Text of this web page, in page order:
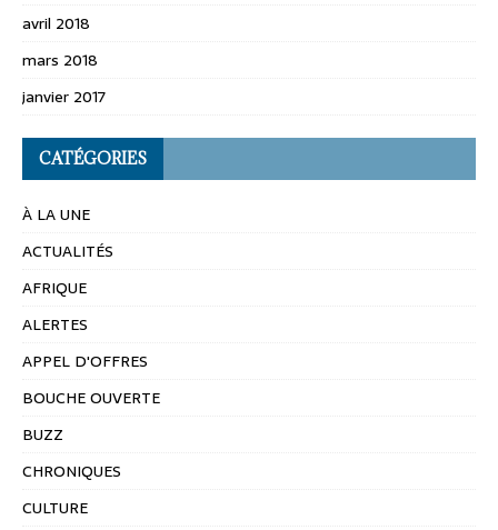
avril 2018
mars 2018
janvier 2017
CATÉGORIES
À LA UNE
ACTUALITÉS
AFRIQUE
ALERTES
APPEL D'OFFRES
BOUCHE OUVERTE
BUZZ
CHRONIQUES
CULTURE